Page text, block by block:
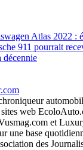
Atlas 2022 :
911 pourrait
décennie
web
et
une base
des